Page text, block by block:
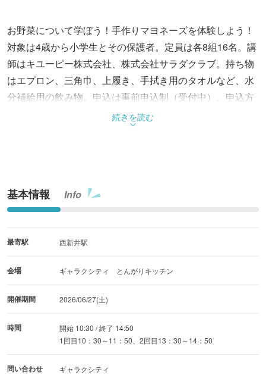
お野菜について学ぼう！手作りマヨネーズを体験しよう！
対象は4歳から小学生とその保護者。定員は各8組16名。講
師はキユーピー株式会社、株式会社サラダクラブ。持ち物
はエプロン、三角巾、上履き、手拭き用のタオルなど、水
分補給用の飲み物。申込は事前申込制（受付中）、申込方
法等はホームページ参照。続きを読む
基本情報 Info
最寄駅 西新井駅
会場 ギャラクシティ とんがりキッチン
開催期間 2026/06/27(土)
時間
開始 10:30 / 終了 14:50
1回目10：30～11：50、2回目13：30～14：50
問い合わせ
ギャラクシティ